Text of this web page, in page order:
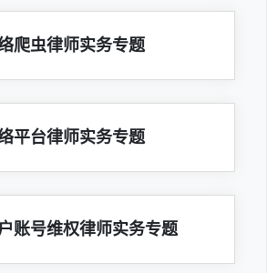
爬虫律师实务专题
平台律师实务专题
账号维权律师实务专题